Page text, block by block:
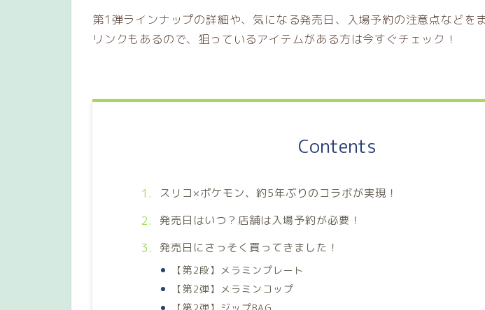
第1弾ラインナップの詳細や、気になる発売日、入場予約の注意点などを
リンクもあるので、狙っているアイテムがある方は今すぐチェック！
Contents
スリコ×ポケモン、約5年ぶりのコラボが実現！
発売日はいつ？店舗は入場予約が必要！
発売日にさっそく買ってきました！
【第2段】メラミンプレート
【第2弾】メラミンコップ